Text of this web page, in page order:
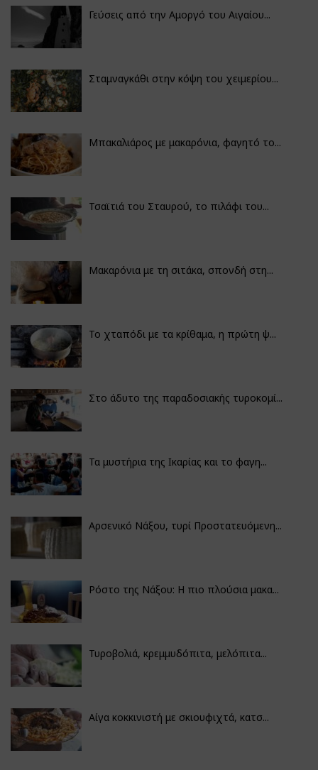
Γεύσεις από την Αμοργό του Αιγαίου...
Σταμναγκάθι στην κόψη του χειμερίου...
Μπακαλιάρος με μακαρόνια, φαγητό το...
Τσαϊτιά του Σταυρού, το πιλάφι του...
Μακαρόνια με τη σιτάκα, σπονδή στη...
Το χταπόδι με τα κρίθαμα, η πρώτη ψ...
Στο άδυτο της παραδοσιακής τυροκομί...
Τα μυστήρια της Ικαρίας και το φαγη...
Αρσενικό Νάξου, τυρί Προστατευόμενη...
Ρόστο της Νάξου: Η πιο πλούσια μακα...
Τυροβολιά, κρεμμυδόπιτα, μελόπιτα...
Αίγα κοκκινιστή με σκιουφιχτά, κατσ...